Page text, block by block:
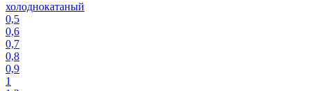
холоднокатаный
0,5
0,6
0,7
0,8
0,9
1